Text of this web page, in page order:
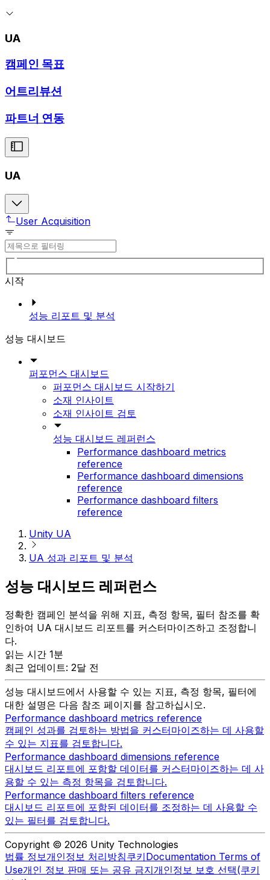
UA
캠페인 목표
어트리뷰션
파트너 연동
UA
User Acquisition
시작
성능 리포트 및 분석
성능 대시보드
퍼포먼스 대시보드
퍼포먼스 대시보드 시작하기
소재 인사이트
소재 인사이트 검토
성능 대시보드 레퍼런스
Performance dashboard metrics
reference
Performance dashboard dimensions
reference
Performance dashboard filters
reference
Unity UA
UA 성과 리포트 및 분석
성능 대시보드 레퍼런스
정확한 캠페인 분석을 위해 지표, 측정 항목, 필터 참조를 확
인하여 UA 대시보드 리포트를 커스터마이즈하고 조정합니
다.
읽는 시간 1분
최근 업데이트: 2달 전
성능 대시보드에서 사용할 수 있는 지표, 측정 항목, 필터에
대한 설명은 다음 참조 페이지를 참고하십시오.
Performance dashboard metrics reference
캠페인 성과를 검토하는 방법을 커스터마이즈하는 데 사용할
수 있는 지표를 검토합니다.
Performance dashboard dimensions reference
대시보드 리포트에 포함할 데이터를 커스터마이즈하는 데 사
용할 수 있는 측정 항목을 검토합니다.
Performance dashboard filters reference
대시보드 리포트에 포함된 데이터를 조정하는 데 사용할 수
있는 필터를 검토합니다.
Copyright © 2026 Unity Technologies
법률 정보개인정보 처리방침쿠키Documentation Terms of
Use개인 정보 판매 또는 공유 금지개인정보 보호 선택(쿠키